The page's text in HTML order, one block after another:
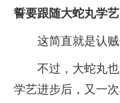
誓要跟随大蛇丸学艺
这简直就是认贼
不过，大蛇丸
学艺进步后，又一